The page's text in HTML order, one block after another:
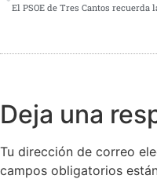
Deja una
Tu dirección de correo
campos obligatorios